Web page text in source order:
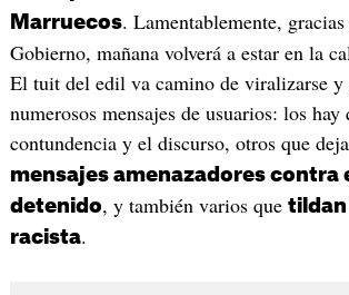
Marruecos. Lamentablemente,
Gobierno, mañana volverá a estar en la
El tuit del edil va camino de viralizarse y
numerosos mensajes de usuarios: los hay
contundencia y el discurso, otros que
mensajes amenazadores contra
detenido, y también varios que tildan
racista.